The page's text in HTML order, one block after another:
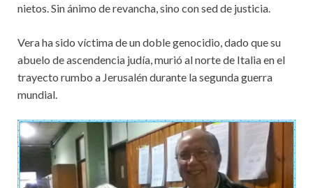
nietos. Sin ánimo de revancha, sino con sed de justicia.
Vera ha sido víctima de un doble genocidio, dado que su
abuelo de ascendencia judía, murió al norte de Italia en el
trayecto rumbo a Jerusalén durante la segunda guerra
mundial.